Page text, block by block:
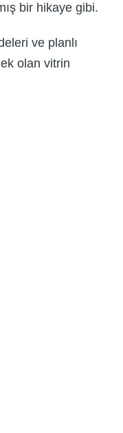
bir hikaye gibi.
ve planlı
olan vitrin